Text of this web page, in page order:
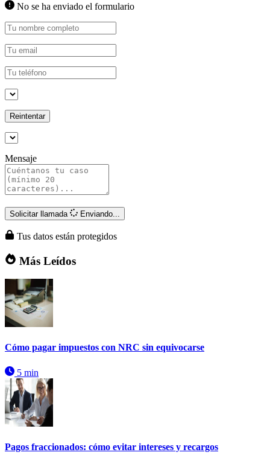
No se ha enviado el formulario
Reintentar
Mensaje
Solicitar llamada Enviando...
Tus datos están protegidos
Más Leídos
Cómo pagar impuestos con NRC sin equivocarse
5 min
Pagos fraccionados: cómo evitar intereses y recargos